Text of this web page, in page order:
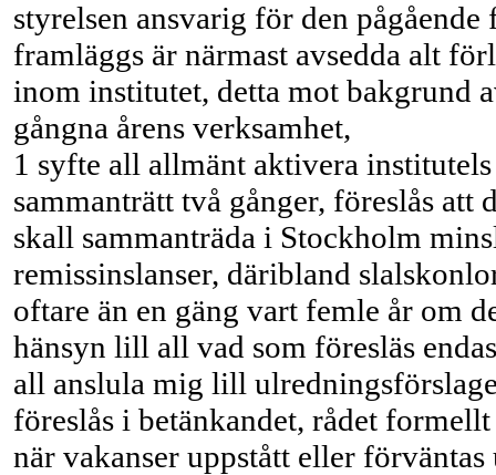
styrelsen ansvarig för den
framläggs är närmast avsedda alt
inom institutet, detta mot bakgrund
gångna årens verksamhet,
1 syfte all allmänt aktivera
sammanträtt två gånger, föreslås
skall sammanträda i Stockholm
remissinslanser, däribland
oftare än en gäng vart femle år om
hänsyn lill all vad som föresläs
all anslula mig lill
föreslås i betänkandet, rådet
när vakanser uppstått eller